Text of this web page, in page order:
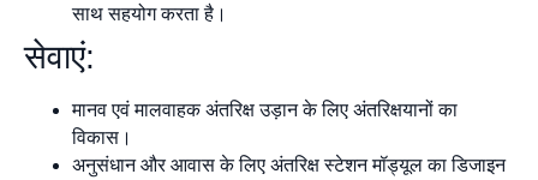
साथ सहयोग करता है।
सेवाएं:
मानव एवं मालवाहक अंतरिक्ष उड़ान के लिए अंतरिक्षयानों का
विकास।
अनुसंधान और आवास के लिए अंतरिक्ष स्टेशन मॉड्यूल का डिजाइन